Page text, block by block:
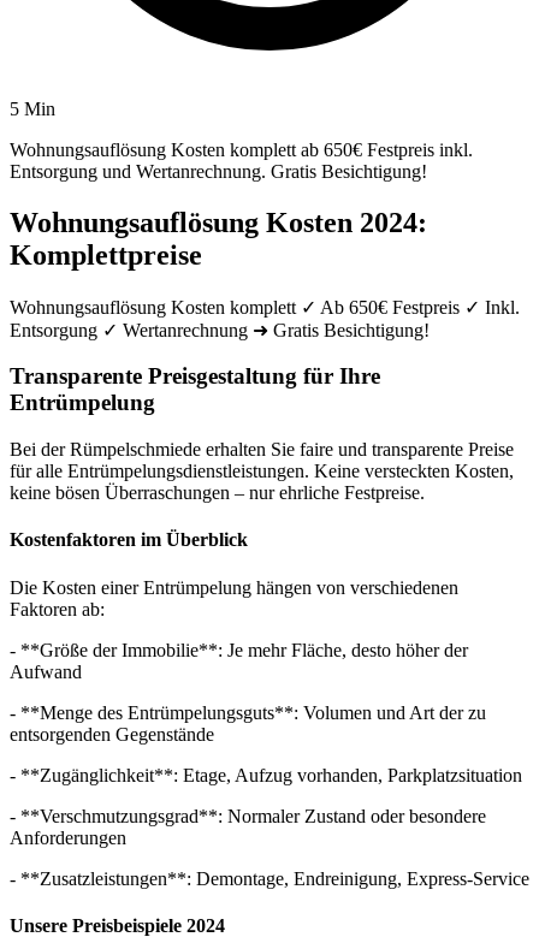
5 Min
Wohnungsauflösung Kosten komplett ab 650€ Festpreis inkl.
Entsorgung und Wertanrechnung. Gratis Besichtigung!
Wohnungsauflösung Kosten 2024:
Komplettpreise
Wohnungsauflösung Kosten komplett ✓ Ab 650€ Festpreis ✓ Inkl.
Entsorgung ✓ Wertanrechnung ➜ Gratis Besichtigung!
Transparente Preisgestaltung für Ihre
Entrümpelung
Bei der Rümpelschmiede erhalten Sie faire und transparente Preise
für alle Entrümpelungsdienstleistungen. Keine versteckten Kosten,
keine bösen Überraschungen – nur ehrliche Festpreise.
Kostenfaktoren im Überblick
Die Kosten einer Entrümpelung hängen von verschiedenen
Faktoren ab:
- **Größe der Immobilie**: Je mehr Fläche, desto höher der
Aufwand
- **Menge des Entrümpelungsguts**: Volumen und Art der zu
entsorgenden Gegenstände
- **Zugänglichkeit**: Etage, Aufzug vorhanden, Parkplatzsituation
- **Verschmutzungsgrad**: Normaler Zustand oder besondere
Anforderungen
- **Zusatzleistungen**: Demontage, Endreinigung, Express-Service
Unsere Preisbeispiele 2024